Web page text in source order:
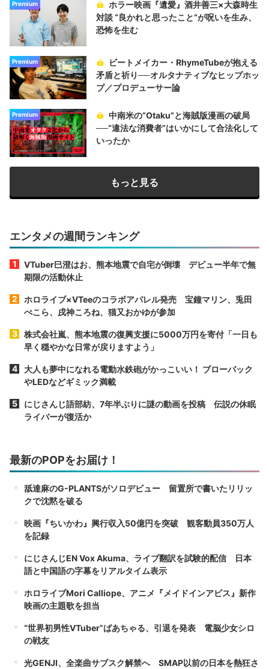
Premium
ホラー映画『遺愛』酒井善三×大森時生
対談 “良かれと思ったこと“が呪いを生み、
恐怖を生む
Premium
ビートメイカー・RhymeTubeが抱える
矛盾と祈り──オルタナティブなヒップホッ
プ／プロデューサー論
Premium
中南米の“Otaku”と海賊版漫画の破局
──“違法な消費者”はいかにして合法化して
いったか
もっと見る
エンタメの週間ランキング
VTuber巳澄はお、熊本地震で自宅が倒壊 デビュー半年で無
期限の活動休止
ホロライブ×VTeeのコラボアパレル発売 宝鐘マリン、兎田
ぺこら、戌神ころね、猫又おかゆが参加
株式会社嵐、熊本地震の復興支援に5000万円を寄付「一日も
早く穏やかな日常が戻りますよう」
大人も夢中になれる電動水鉄砲がかっこいい！ ブローバック
やLEDなどギミック満載
にじさんじ語部紡、7年半ぶりに謎の動画を投稿 伝説の休眠
ライバーが復活か
最新のPOPをお届け！
舐達麻のG-PLANTSがソロデビュー 留置所で書いたリリッ
クで沈黙を破る
映画『ちいかわ』興行収入50億円を突破 観客動員350万人
を記録
にじさんじEN Vox Akuma、ライブ翻訳を試験的配信 日本
語と中国語の字幕をリアルタイム表示
ホロライブMori Calliope、アニメ『メイドインアビス』新作
映画の主題歌を担当
“世界初男性VTuber”ばあちゃる、引退を発表 電脳少女シロ
の戦友
光GENJI、全楽曲サブスク解禁へ SMAP以前の日本を熱狂さ